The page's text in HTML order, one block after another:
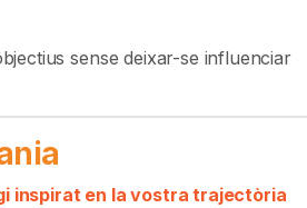
sense deixar-se influenciar
inspirat en la vostra trajectòria